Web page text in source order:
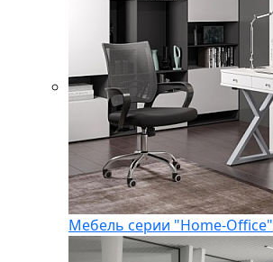
Мебель серии "Home-Office"